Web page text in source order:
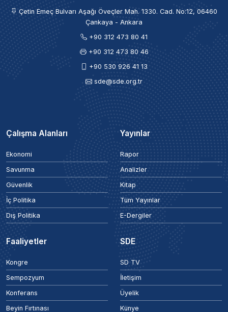
Çetin Emeç Bulvarı Aşağı Öveçler Mah. 1330. Cad. No:12, 06460
Çankaya - Ankara
+90 312 473 80 41
+90 312 473 80 46
+90 530 926 41 13
sde@sde.org.tr
Çalışma Alanları
Ekonomi
Savunma
Güvenlik
İç Politika
Dış Politika
Yayınlar
Rapor
Analizler
Kitap
Tüm Yayınlar
E-Dergiler
Faaliyetler
Kongre
Sempozyum
Konferans
Beyin Fırtınası
SDE
SD TV
İletişim
Üyelik
Künye